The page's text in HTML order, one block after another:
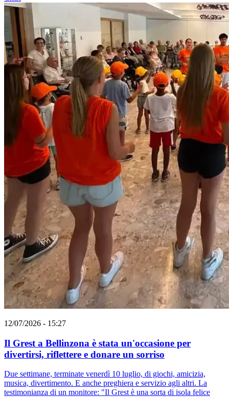
12/07/2026 - 15:27
Il Grest a Bellinzona è stata un'occasione per
divertirsi, riflettere e donare un sorriso
Due settimane, terminate venerdì 10 luglio, di giochi, amicizia,
musica, divertimento. E anche preghiera e servizio agli altri. La
testimonianza di un monitore: "Il Grest è una sorta di isola felice